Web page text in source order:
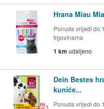
Hrana Miau
Ponuda vrijedi do
trgovinama
1 km udaljeno
Dein Bestes
kuniće...
Ponuda vrijedi do